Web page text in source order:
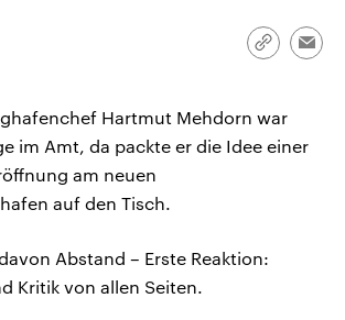
Link
Hartmut Mehdorn war
im Amt, da packte er die Idee einer
am neuen
auf den Tisch.
Abstand – Erste Reaktion:
Kritik von allen Seiten.